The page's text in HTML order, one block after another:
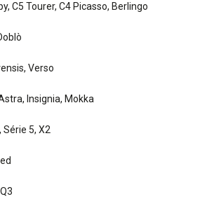
C5 Tourer, C4 Picasso, Berlingo
Verso
Insignia, Mokka
Série 5, X2